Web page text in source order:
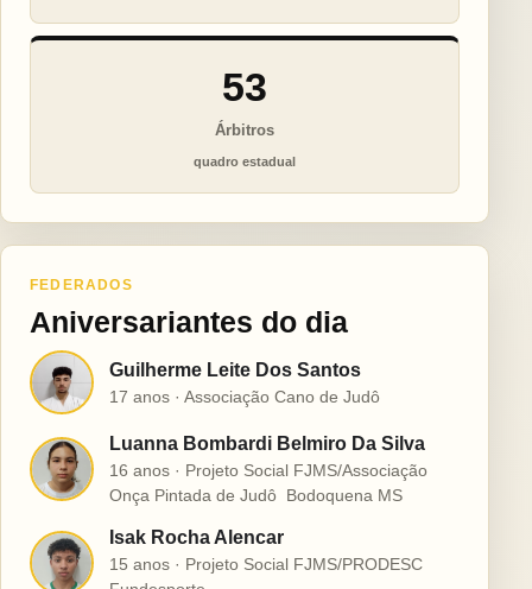
53
Árbitros
quadro estadual
FEDERADOS
Aniversariantes do dia
G Guilherme Leite Dos Santos
17 anos · Associação Cano de Judô
L
Luanna Bombardi Belmiro Da Silva
16 anos · Projeto Social FJMS/Associação
Onça Pintada de Judô  Bodoquena MS
I
Isak Rocha Alencar
15 anos · Projeto Social FJMS/PRODESC